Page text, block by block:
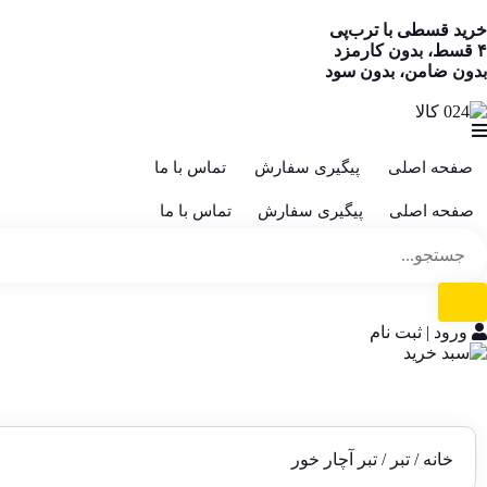
خرید قسطی با ترب‌پی
۴ قسط، بدون کارمزد
بدون ضامن، بدون سود
صفحه اصلی پیگیری سفارش تماس با ما
صفحه اصلی پیگیری سفارش تماس با ما
ورود | ثبت نام
خانه / تبر / تبر آچار خور